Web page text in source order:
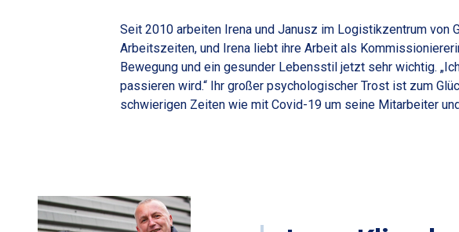
Seit 2010 arbeiten Irena und Janusz im Logistikzentrum von
Arbeitszeiten, und Irena liebt ihre Arbeit als
Bewegung und ein gesunder Lebensstil jetzt sehr wichtig.
passieren wird.“ Ihr großer psychologischer Trost ist zum
schwierigen Zeiten wie mit Covid-19 um seine Mitarbeiter